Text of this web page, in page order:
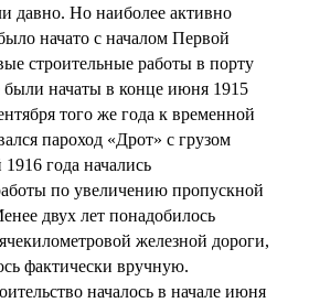
давно. Но наиболее активно
начато с началом Первой
строительные работы в порту
начаты в конце июня 1915
того же года к временной
пароход «Дрот» с грузом
года начались
по увеличению пропускной
двух лет понадобилось
железной дороги,
фактически вручную.
началось в начале июня